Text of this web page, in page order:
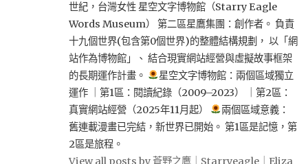
世紀，台灣女性 星空文字博物館（Starry Eagle
Words Museum） 第二區星鷹集團：創作者。 負責
十九個世界(包含第0個世界)的整體結構規劃， 以「網
站作為博物館」、 結合現實網站經營與虛擬故事框架
的長期運作計畫。
星空文字博物館：兩個區域獨立
運作 ｜第1區：閱讀紀錄（2009–2023） ｜第2區：
真實網站經營（2025年11月起）
兩個區域意義：
舊連載漫畫已完結，新世界已開始。 第1區是記憶，第
2區是旅程。
View all posts by 蒼野之鷹｜Starryeagle｜Eliza